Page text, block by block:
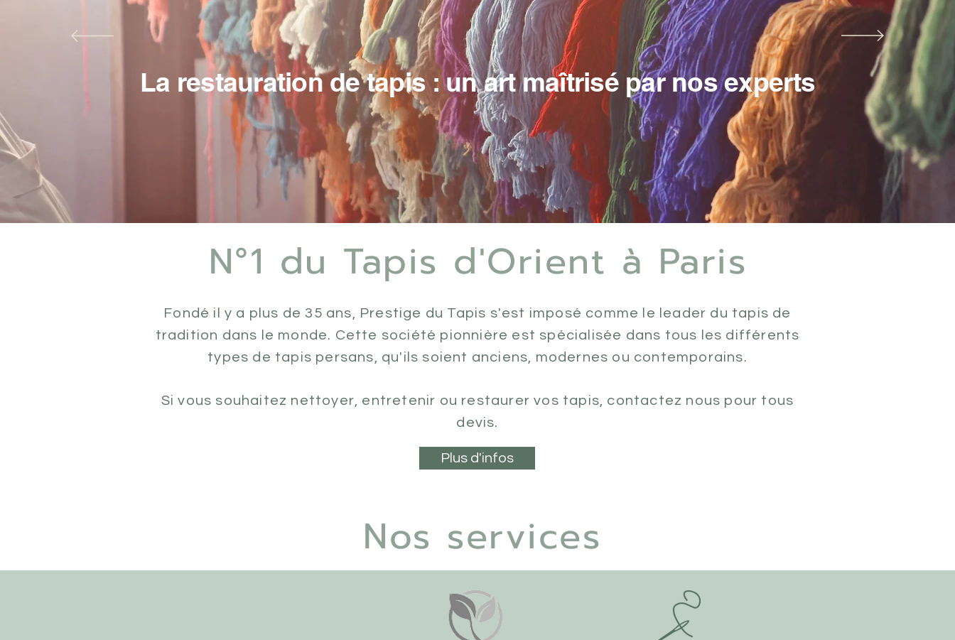
La restauration de tapis : un art maîtrisé par nos experts
N°1 du Tapis d'Orient à Paris
Fondé il y a plus de 35 ans, Prestige du Tapis s'est imposé comme le leader du tapis de
tradition dans le monde. Cette société pionnière est spécialisée dans tous les différents
types de tapis persans, qu'ils soient anciens, modernes ou contemporains.
Si vous souhaitez nettoyer, entretenir ou restaurer vos tapis, contactez nous pour tous
devis.
Plus d'infos
Nos services